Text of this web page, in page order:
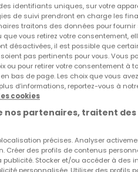
à domicile
gratuit avec le code
le plus rapide du
vais
identifiants uniques, sur votre
de suivi prendront en charge les
traitons des données pour fournir
vous retirez votre consentement,
désactivées, il est possible que
pas pertinents pour vous. Vous
ou pour retirer votre consentement à
bas de page. Les choix que vous
d’informations, reportez-vous à
cookies
nos partenaires, traitent
précises. Analyser
Créer des profils de contenus
publicité. Stocker et/ou accéder à des